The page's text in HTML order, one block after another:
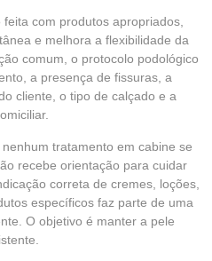
com produtos apropriados,
e melhora a flexibilidade da
comum, o protocolo podológico
a presença de fissuras, a
cliente, o tipo de calçado e a
tratamento em cabine se
recebe orientação para cuidar
correta de cremes, loções,
específicos faz parte de uma
O objetivo é manter a pele